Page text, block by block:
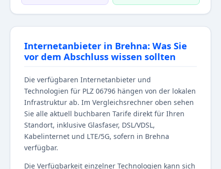
Internetanbieter in Brehna: Was Sie
vor dem Abschluss wissen sollten
Die verfügbaren Internetanbieter und
Technologien für PLZ 06796 hängen von der lokalen
Infrastruktur ab. Im Vergleichsrechner oben sehen
Sie alle aktuell buchbaren Tarife direkt für Ihren
Standort, inklusive Glasfaser, DSL/VDSL,
Kabelinternet und LTE/5G, sofern in Brehna
verfügbar.
Die Verfügbarkeit einzelner Technologien kann sich